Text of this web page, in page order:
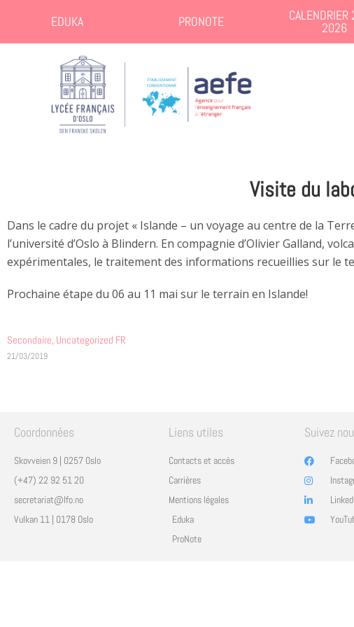
EDUKA PRONOTE 2026
Visite du
Dans le cadre du projet « Islande – un voyage au centre de la
l’université d’Oslo à Blindern. En compagnie d’Olivier Galland,
expérimentales, le traitement des informations recueillies sur le
Prochaine étape du 06 au 11 mai sur le terrain en Islande!
Secondaire, Uncategorized FR
21/03/2019
Coordonnées
Skovveien 9 | 0257 Oslo
(+47) 22 92 51 20
secretariat@lfo.no
Vulkan 11 | 0178 Oslo
Liens utiles
Contacts et accès
Carrières
Mentions légales
Eduka
ProNote
Suivez